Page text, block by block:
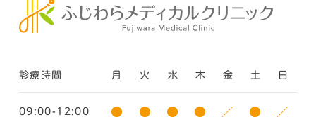
診療時間 月 火 水 木 金 土 日
09:00-12:00 ● ● ● ● ／ ● ／